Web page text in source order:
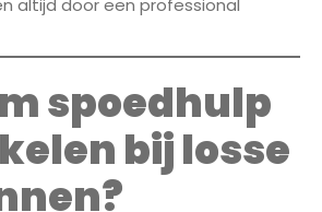
altijd door een professional
spoedhulp
bij losse